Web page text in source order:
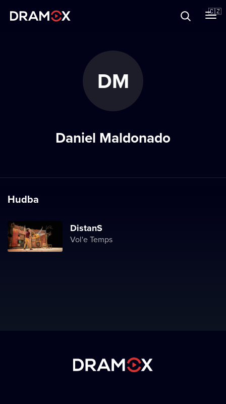
🇨🇿
DM
Daniel Maldonado
Hudba
DistanS
Vol'e Temps